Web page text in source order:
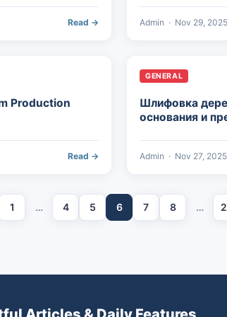
Read → Admin · Nov 29, 2025
Production
Read →
GENERAL
Шлифовка
основания и
Admin · Nov 27, 2025
1 … 4 5 6 7 8 …